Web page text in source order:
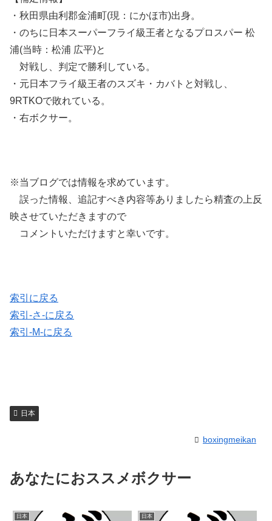
・秋田県由利郡金浦町(現：にかほ市)出身。
・のちに日本スーパーフライ級王者となるプロスパー 松
浦(当時：松浦 広平)と
対戦し、判定で勝利している。
・元日本フライ級王者のスズキ・カバトと対戦し、
9RTKOで敗れている。
・右ボクサー。
※当ブログでは情報を求めています。
誤った情報、追記すべき内容等ありましたら精査の上反
映させていただきますので
コメントいただけますと幸いです。
索引に戻る
索引-さ-に戻る
索引-M-に戻る
日本
boxingmeikan
あなたにおススメボクサー
日本 日本